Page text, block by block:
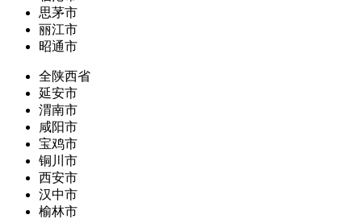
思茅市
丽江市
昭通市
全陕西省
延安市
渭南市
咸阳市
宝鸡市
铜川市
西安市
汉中市
榆林市